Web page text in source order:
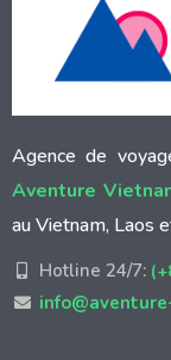
Agence de
Aventure
au Vietnam, Laos
Hotline 24/7: